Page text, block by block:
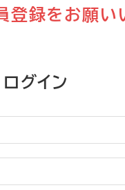
登録をお願い
ログイン